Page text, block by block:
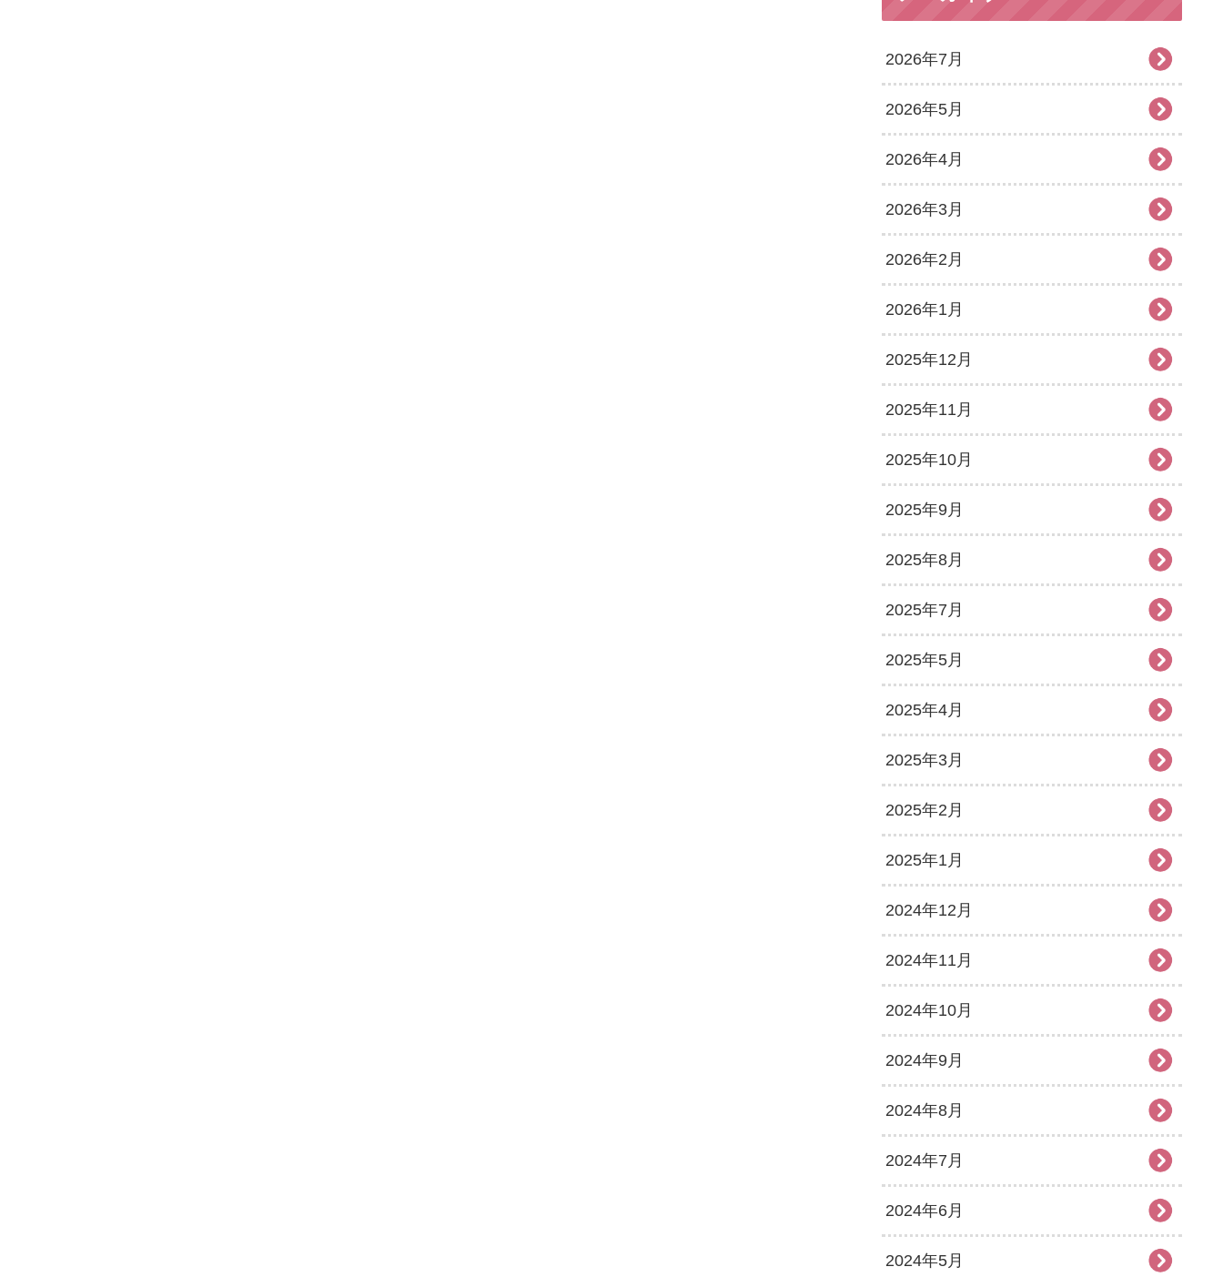
2026年7月
2026年5月
2026年4月
2026年3月
2026年2月
2026年1月
2025年12月
2025年11月
2025年10月
2025年9月
2025年8月
2025年7月
2025年5月
2025年4月
2025年3月
2025年2月
2025年1月
2024年12月
2024年11月
2024年10月
2024年9月
2024年8月
2024年7月
2024年6月
2024年5月